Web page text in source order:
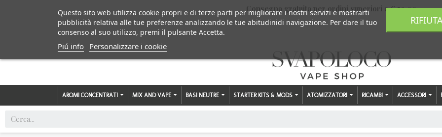
Consegna gratuita per ordini superiori a € 59,00
AROMI CONCENTRATI MIX AND VAPE BASI NEUTRE STARTER KITS & MODS ATOMIZZATORI RICAMBI ACCESSORI
Questo sito web utilizza cookie propri e di terze parti per migliorare i nostri servizi e mostrarti
pubblicità relativa alle tue preferenze analizzando le tue abitudinidi navigazione. Per dare il tuo
consenso al suo utilizzo, premi il pulsante Accetta.
Piú info Personalizzare i cookie